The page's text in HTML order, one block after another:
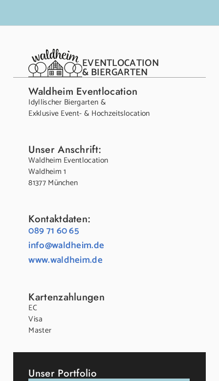
EVENTLOCATION
& BIERGARTEN
Waldheim Eventlocation
Idyllischer Biergarten &
Exklusive Event- & Hochzeitslocation
Unser Anschrift:
Waldheim Eventlocation
Waldheim 1
81377 München
Kontaktdaten:
089 71 60 65
info@waldheim.de
www.waldheim.de
Kartenzahlungen
EC
Visa
Master
Unser Portfolio